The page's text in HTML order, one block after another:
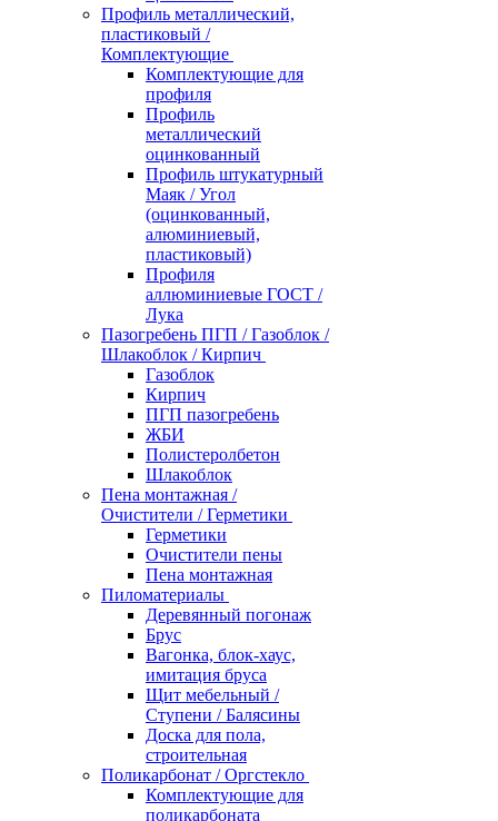
Профиль металлический,
пластиковый /
Комплектующие
Комплектующие для
профиля
Профиль
металлический
оцинкованный
Профиль штукатурный
Маяк / Угол
(оцинкованный,
алюминиевый,
пластиковый)
Профиля
аллюминиевые ГОСТ /
Лука
Пазогребень ПГП / Газоблок /
Шлакоблок / Кирпич
Газоблок
Кирпич
ПГП пазогребень
ЖБИ
Полистеролбетон
Шлакоблок
Пена монтажная /
Очистители / Герметики
Герметики
Очистители пены
Пена монтажная
Пиломатериалы
Деревянный погонаж
Брус
Вагонка, блок-хаус,
имитация бруса
Щит мебельный /
Ступени / Балясины
Доска для пола,
строительная
Поликарбонат / Оргстекло
Комплектующие для
поликарбоната